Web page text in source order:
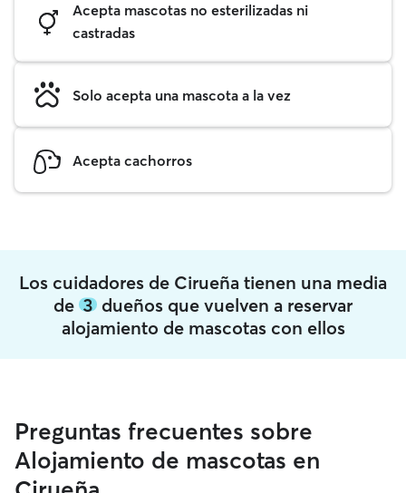
Acepta mascotas no esterilizadas ni
castradas
Solo acepta una mascota a la vez
Acepta cachorros
Los cuidadores de Cirueña tienen una media
de 3 dueños que vuelven a reservar
alojamiento de mascotas con ellos
Preguntas frecuentes sobre
Alojamiento de mascotas en